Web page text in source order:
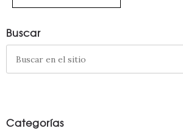
Buscar
Categorías